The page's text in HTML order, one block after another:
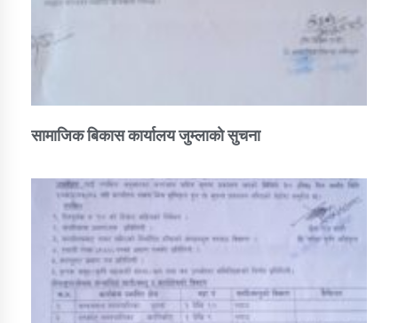
सामाजिक बिकास कार्यालय जुम्लाकाे सुचना